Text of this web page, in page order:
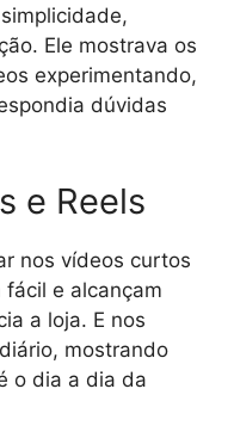
Ele mostrava os
experimentando,
dúvidas
e Reels
nos vídeos curtos
e alcançam
a loja. E nos
mostrando
o dia a dia da